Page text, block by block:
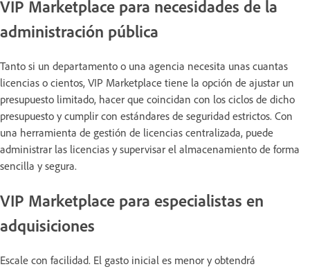
VIP Marketplace para necesidades de la
administración pública
Tanto si un departamento o una agencia necesita unas cuantas
licencias o cientos, VIP Marketplace tiene la opción de ajustar un
presupuesto limitado, hacer que coincidan con los ciclos de dicho
presupuesto y cumplir con estándares de seguridad estrictos. Con
una herramienta de gestión de licencias centralizada, puede
administrar las licencias y supervisar el almacenamiento de forma
sencilla y segura.
VIP Marketplace para especialistas en
adquisiciones
Escale con facilidad. El gasto inicial es menor y obtendrá